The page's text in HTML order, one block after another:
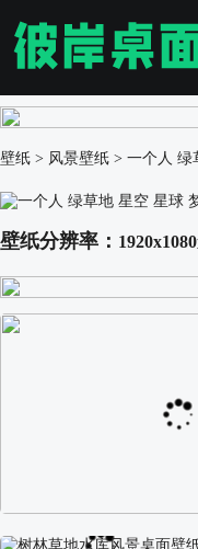
壁纸 > 风景壁纸 > 一个人 绿
壁纸分辨率：
阿尔卑斯山区自然风景壁纸